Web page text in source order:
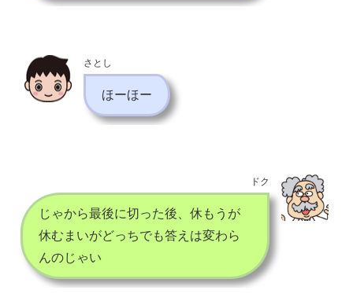
さとし
ほーほー
ドク
じゃから最後に切った後、休もうが
休むまいがどっちでも答えは変わら
んのじゃい